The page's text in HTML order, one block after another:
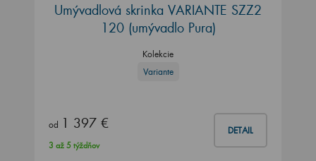
Umývadlová skrinka VARIANTE SZZ2
120 (umývadlo Pura)
Kolekcie
Variante
od 1 397 € DETAIL
3 až 5 týždňov